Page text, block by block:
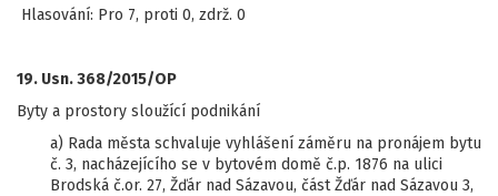
Hlasování: Pro 7, proti 0, zdrž. 0
19. Usn. 368/2015/OP
Byty a prostory sloužící podnikání
a) Rada města schvaluje vyhlášení záměru na pronájem bytu
č. 3, nacházejícího se v bytovém domě č.p. 1876 na ulici
Brodská č.or. 27, Žďár nad Sázavou, část Žďár nad Sázavou 3,